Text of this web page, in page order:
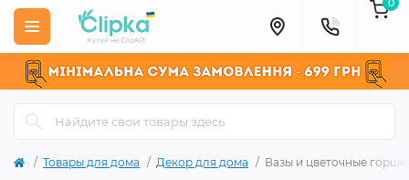
Товары для дома Декор для дома Вазы и цветочные